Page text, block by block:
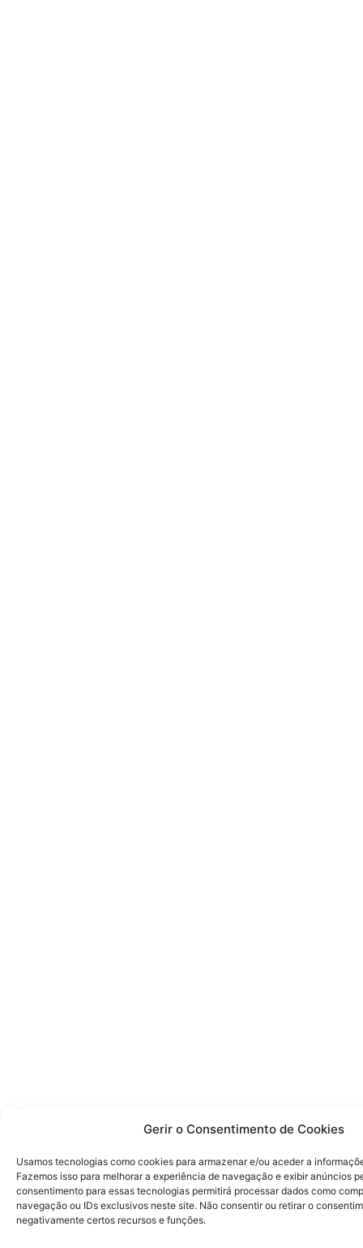
Gerir o Consentimento de Cookies
Usamos tecnologias como cookies para armazenar e/ou aceder a
Fazemos isso para melhorar a experiência de navegação e exibir anúncios
consentimento para essas tecnologias permitirá processar dados como
navegação ou IDs exclusivos neste site. Não consentir ou retirar o
negativamente certos recursos e funções.